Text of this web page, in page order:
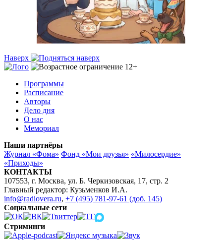
Наверх
Программы
Расписание
Авторы
Дело дня
О нас
Мемориал
Наши партнёры
Журнал «Фома» Фонд «Мои друзья» «Милосердие»
«Приходы»
КОНТАКТЫ
107553, г. Москва, ул. Б. Черкизовская, 17, стр. 2
Главный редактор: Кузьменков И.А.
info@radiovera.ru, +7 (495) 781-97-61 (доб. 145)
Социальные сети
Стриминги